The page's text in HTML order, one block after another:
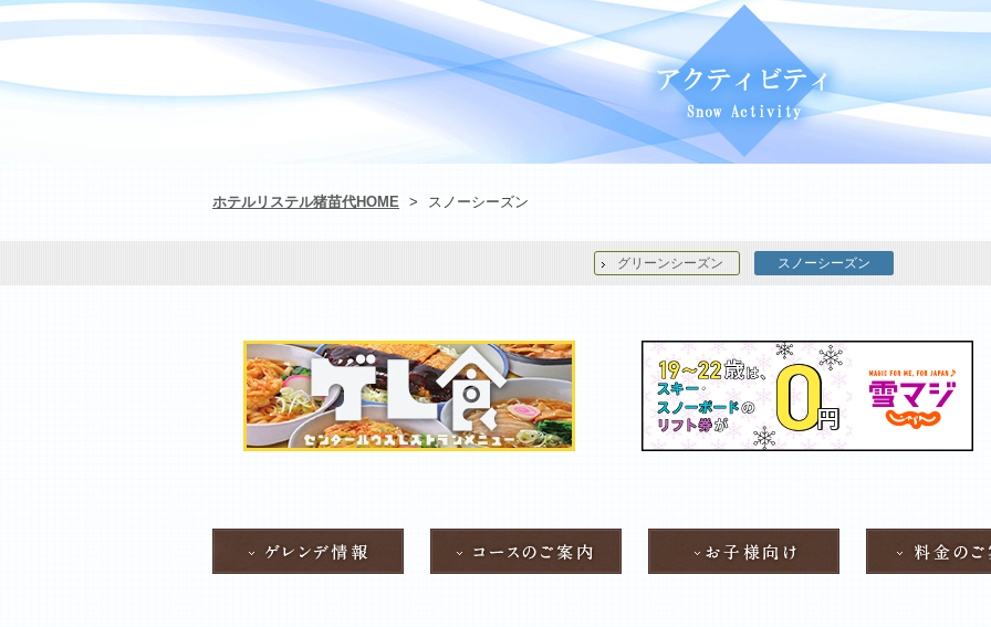
ホテルリステル猪苗代HOME > スノーシーズン
グリーンシーズン スノーシーズン